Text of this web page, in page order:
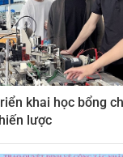
khai học bổng
lược